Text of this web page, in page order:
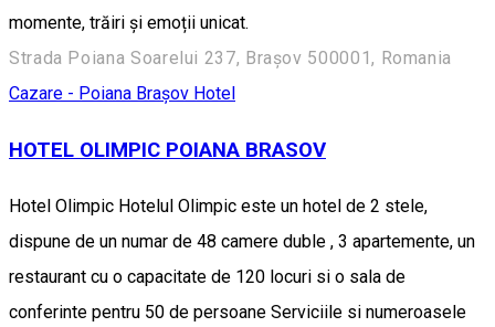
momente, trăiri și emoții unicat.
Strada Poiana Soarelui 237, Brașov 500001, Romania
Cazare - Poiana Brașov Hotel
HOTEL OLIMPIC POIANA BRASOV
Hotel Olimpic Hotelul Olimpic este un hotel de 2 stele,
dispune de un numar de 48 camere duble , 3 apartemente, un
restaurant cu o capacitate de 120 locuri si o sala de
conferinte pentru 50 de persoane Serviciile si numeroasele